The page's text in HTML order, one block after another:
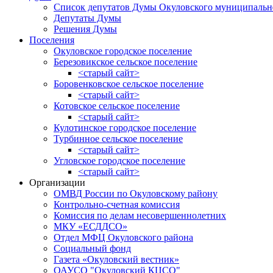
Список депутатов Думы Окуловского
Депутаты Думы
Решения Думы
Поселения
Окуловское городское поселение
Березовикское сельское поселение
<старый сайт>
Боровенковское сельское поселение
<старый сайт>
Котовское сельское поселение
<старый сайт>
Кулотинское городское поселение
Турбинное сельское поселение
<старый сайт>
Угловское городское поселение
<старый сайт>
Организации
ОМВД России по Окуловскому району
Контрольно-счетная комиссия
Комиссия по делам несовершеннолетних
МКУ «ЕСДДСО»
Отдел МФЦ Окуловского района
Социальный фонд
Газета «Окуловский вестник»
ОАУСО "Окуловский КЦСО"